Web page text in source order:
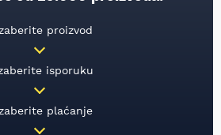
proizvod
isporuku
plaćanje